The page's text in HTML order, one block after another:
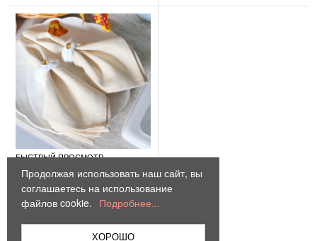
БЫСТРЫЙ ПРОСМОТР
Салфетка для
сервировки стола
"Осенний бал"
Продолжая использовать наш сайт, вы
соглашаетесь на использование
файлов cookie. Подробнее...
ХОРОШО